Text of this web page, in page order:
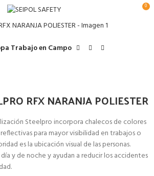
0
Trabajo en Campo
RFX NARANJA POLIESTER
Steelpro incorpora chalecos de colores
para mayor visibilidad en trabajos o
es la ubicación visual de las personas.
y de noche y ayudan a reducir los accidentes